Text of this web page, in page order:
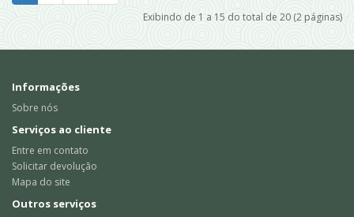
Exibindo de 1 a 15 do total de 20 (2 páginas)
Informações
Sobre nós
Serviços ao cliente
Entre em contato
Solicitar devolução
Mapa do site
Outros serviços